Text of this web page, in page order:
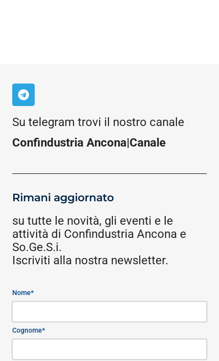
Su telegram trovi il nostro canale
Confindustria Ancona|Canale
Rimani aggiornato
su tutte le novità, gli eventi e le
attività di Confindustria Ancona e
So.Ge.S.i.
Iscriviti alla nostra newsletter.
Nome*
Cognome*